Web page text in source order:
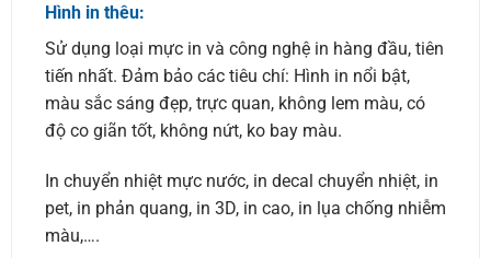
Hình in thêu:
Sử dụng loại mực in và công nghệ in hàng đầu, tiên
tiến nhất. Đảm bảo các tiêu chí: Hình in nổi bật,
màu sắc sáng đẹp, trực quan, không lem màu, có
độ co giãn tốt, không nứt, ko bay màu.
In chuyển nhiệt mực nước, in decal chuyển nhiệt, in
pet, in phản quang, in 3D, in cao, in lụa chống nhiễm
màu,….